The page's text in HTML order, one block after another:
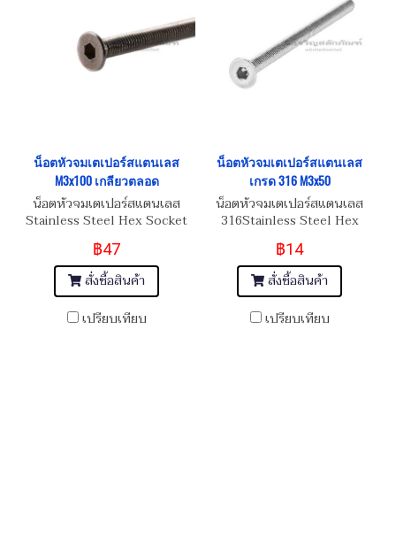
น็อตหัวจมเตเปอร์สแตนเลส
M3x100 เกลียวตลอด
น็อตหัวจมเตเปอร์สแตนเลส
Stainless Steel Hex Socket
Taper Head Screw M3x100
฿47
สั่งซื้อสินค้า
เปรียบเทียบ
น็อตหัวจมเตเปอร์สแตนเลส
เกรด 316 M3x50
น็อตหัวจมเตเปอร์สแตนเลส
316Stainless Steel Hex
Socket Taper Head Screw
M3x50
฿14
สั่งซื้อสินค้า
เปรียบเทียบ